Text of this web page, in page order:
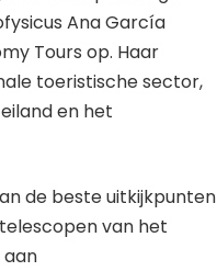
Ana García
Tours op. Haar
toeristische sector,
en het
de beste uitkijkpunten
van het
aan